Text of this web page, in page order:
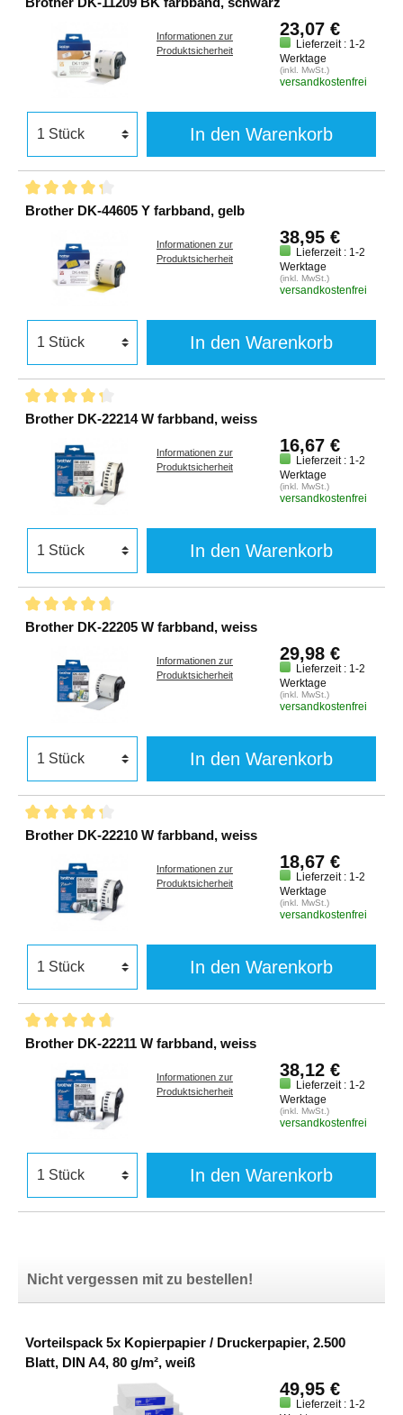
Informationen zur
Produktsicherheit
23,07 €
Lieferzeit : 1-2
Werktage
(inkl. MwSt.)
versandkostenfrei
In den Warenkorb
Brother DK-44605 Y farbband, gelb
Informationen zur
Produktsicherheit
38,95 €
Lieferzeit : 1-2
Werktage
(inkl. MwSt.)
versandkostenfrei
In den Warenkorb
Brother DK-22214 W farbband, weiss
Informationen zur
Produktsicherheit
16,67 €
Lieferzeit : 1-2
Werktage
(inkl. MwSt.)
versandkostenfrei
In den Warenkorb
Brother DK-22205 W farbband, weiss
Informationen zur
Produktsicherheit
29,98 €
Lieferzeit : 1-2
Werktage
(inkl. MwSt.)
versandkostenfrei
In den Warenkorb
Brother DK-22210 W farbband, weiss
Informationen zur
Produktsicherheit
18,67 €
Lieferzeit : 1-2
Werktage
(inkl. MwSt.)
versandkostenfrei
In den Warenkorb
Brother DK-22211 W farbband, weiss
Informationen zur
Produktsicherheit
38,12 €
Lieferzeit : 1-2
Werktage
(inkl. MwSt.)
versandkostenfrei
In den Warenkorb
Nicht vergessen mit zu bestellen!
Vorteilspack 5x Kopierpapier / Druckerpapier, 2.500
Blatt, DIN A4, 80 g/m², weiß
49,95 €
Lieferzeit : 1-2